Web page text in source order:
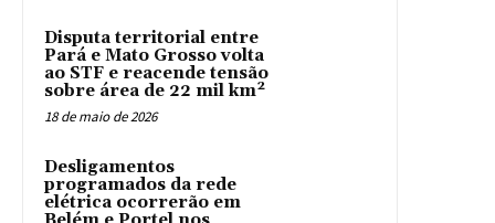
Disputa territorial entre
Pará e Mato Grosso volta
ao STF e reacende tensão
sobre área de 22 mil km²
18 de maio de 2026
Desligamentos
programados da rede
elétrica ocorrerão em